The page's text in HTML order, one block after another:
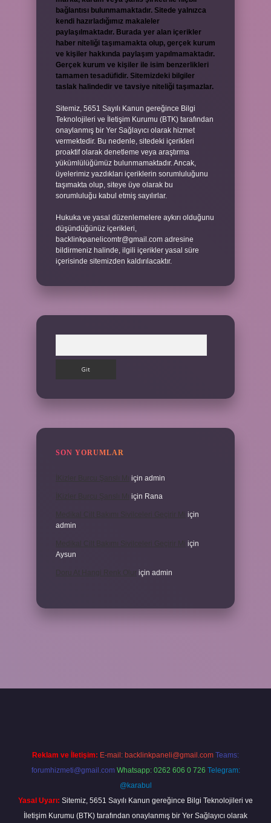
bağlantısı bulunmamaktadır. Sitede yalnızca
kendi hazırladığımız makaleler
paylaşılmaktadır. Burada yer alan içerikler
haber niteliği taşımamakta olup, gerçek kurum
ve kişiler hakkında paylaşım yapılmamaktadır.
Gerçek kurum ve kişiler ile isim benzerlikleri
tamamen tesadüfidir. Sitemizdeki bilgiler
taslak halindedir ve tavsiye niteliği taşımazlar.
Sitemiz, 5651 Sayılı Kanun gereğince Bilgi
Teknolojileri ve İletişim Kurumu (BTK) tarafından
onaylanmış bir Yer Sağlayıcı olarak hizmet
vermektedir. Bu nedenle, sitedeki içerikleri
proaktif olarak denetleme veya araştırma
yükümlülüğümüz bulunmamaktadır. Ancak,
üyelerimiz yazdıkları içeriklerin sorumluluğunu
taşımakta olup, siteye üye olarak bu
sorumluluğu kabul etmiş sayılırlar.
Hukuka ve yasal düzenlemelere aykırı olduğunu
düşündüğünüz içerikleri,
backlinkpanelicomtr@gmail.com adresine
bildirmeniz halinde, ilgili içerikler yasal süre
içerisinde sitemizden kaldırılacaktır.
SON YORUMLAR
için admin
için Rana
için
admin
Medikal Cilt Bakımı Sivilceleri Geçirir Mi
için
Aysun
için admin
Reklam ve İletişim: E-mail: backlinkpaneli@gmail.com Teams:
forumhizmeti@gmail.com Whatsapp: 0262 606 0 726 Telegram:
@karabul
Yasal Uyarı: Sitemiz, 5651 Sayılı Kanun gereğince Bilgi Teknolojileri ve
İletişim Kurumu (BTK) tarafından onaylanmış bir Yer Sağlayıcı olarak